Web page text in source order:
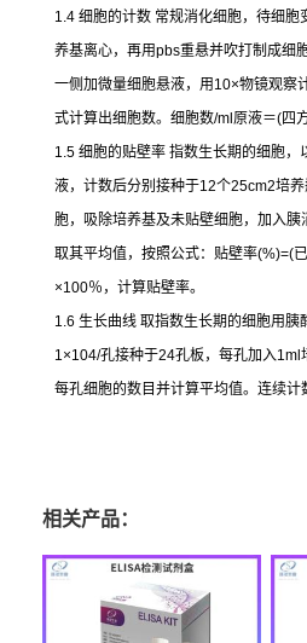
1.4 细胞的计数 常规消化细胞，待细胞
养基离心，再用pbs重悬并吹打制成细
一侧加微量细胞悬液，用 10×物镜观察
式计算出细胞数。细胞数/ml 原液＝(四
1.5 细胞的贴壁率 指数生长期的细胞，
液，计数后分别接种于12个25cm2培
胞，吸除培养基及未贴壁细胞，加入胰
取其平均值，按照公式：贴壁率(%)=(
×100％，计算贴壁率。
1.6 生长曲线 取指数生长期的细胞用胰
1×104/孔接种于24孔板，每孔加入1ml
每孔细胞的数目并计算平均值。连续计
相关产品：